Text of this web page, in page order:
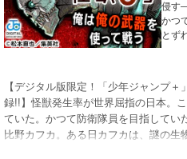
侵す
かつ
とず
獣
【デジタル版限定！「少年ジャンプ
録!!】怪獣発生率が世界屈指の日本。
ていた。かつて防衛隊員を目指してい
比野カフカ。ある日カフカは、謎の生
伐を担う日本防衛隊からコードネー